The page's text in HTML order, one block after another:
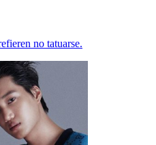
no tatuarse.